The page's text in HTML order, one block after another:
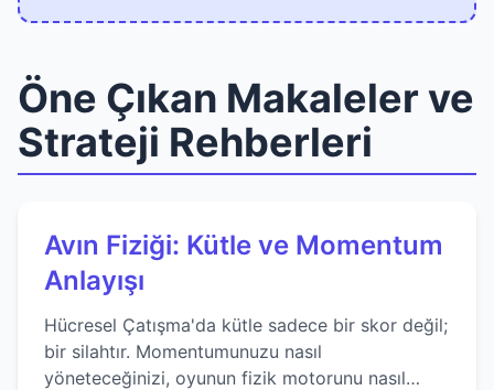
Öne Çıkan Makaleler ve
Strateji Rehberleri
Avın Fiziği: Kütle ve Momentum
Anlayışı
Hücresel Çatışma'da kütle sadece bir skor değil;
bir silahtır. Momentumunuzu nasıl
yöneteceğinizi, oyunun fizik motorunu nasıl